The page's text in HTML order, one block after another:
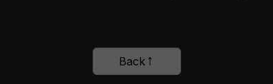
Back